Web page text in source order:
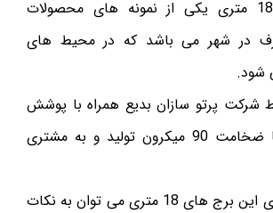
پایه برج نوری 18 متری یکی از نمونه های محصولات
در شهر می باشد که در محیط های
شود.
شرکت پرتو سازان بدیع همراه با پوشش
گالوانیزه گرم و با ضخامت 90 میکرون تولید و به مشتری
از جمله ویژگی های این برج های 18 متری می توان به نکات